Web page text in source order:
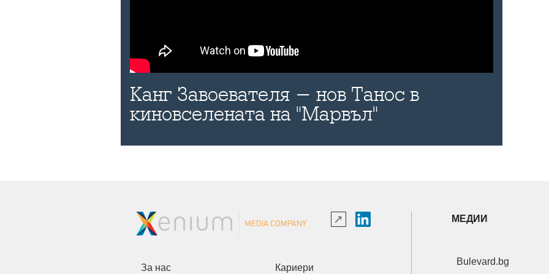
Канг Завоевателя - нов Танос в
киновселената на "Марвъл"
За нас Кариери
МЕДИИ
Bulevard.bg